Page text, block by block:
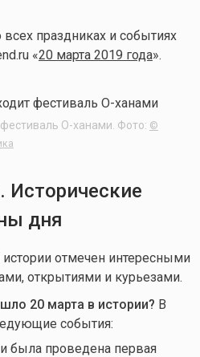
праздниках и событиях
«20 марта 2019 года».
О-ханами. Фото: ©
дня
отмечен интересными
открытиями и курьезами.
20 марта в истории? В
события:
была проведена первая